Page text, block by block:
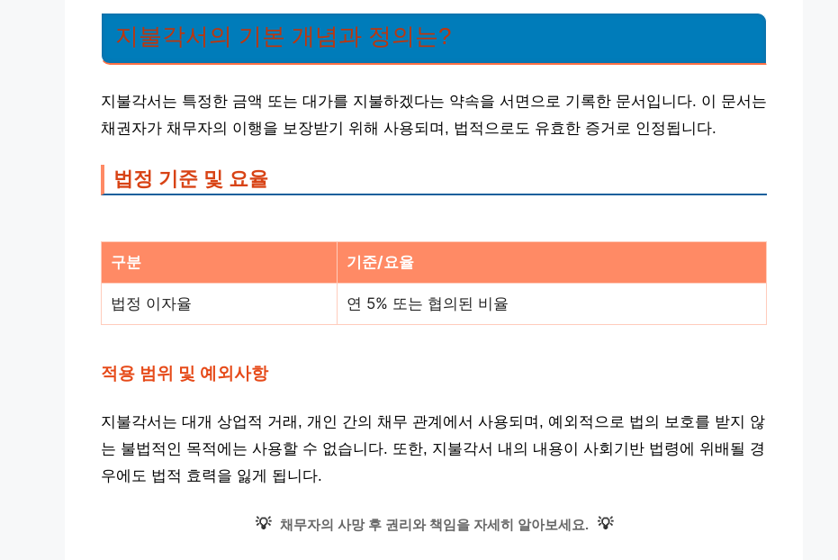
지불각서의 기본 개념과 정의는?
지불각서는 특정한 금액 또는 대가를 지불하겠다는 약속을 서면으로 기록한 문서입니다. 이 문서는
채권자가 채무자의 이행을 보장받기 위해 사용되며, 법적으로도 유효한 증거로 인정됩니다.
법정 기준 및 요율
구분 기준/요율
법정 이자율 연 5% 또는 협의된 비율
적용 범위 및 예외사항
지불각서는 대개 상업적 거래, 개인 간의 채무 관계에서 사용되며, 예외적으로 법의 보호를 받지 않
는 불법적인 목적에는 사용할 수 없습니다. 또한, 지불각서 내의 내용이 사회기반 법령에 위배될 경
우에도 법적 효력을 잃게 됩니다.
💡 채무자의 사망 후 권리와 책임을 자세히 알아보세요. 💡